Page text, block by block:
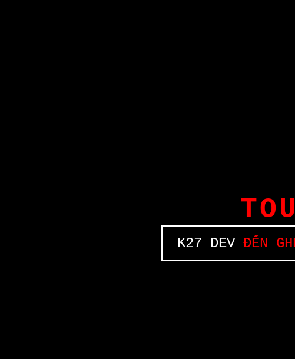
K27 DEVĐẾN